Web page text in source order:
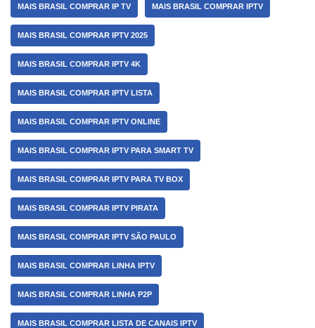
MAIS BRASIL COMPRAR IP TV MAIS BRASIL COMPRAR IPTV
MAIS BRASIL COMPRAR IPTV 2025
MAIS BRASIL COMPRAR IPTV 4K
MAIS BRASIL COMPRAR IPTV LISTA
MAIS BRASIL COMPRAR IPTV ONLINE
MAIS BRASIL COMPRAR IPTV PARA SMART TV
MAIS BRASIL COMPRAR IPTV PARA TV BOX
MAIS BRASIL COMPRAR IPTV PIRATA
MAIS BRASIL COMPRAR IPTV SÃO PAULO
MAIS BRASIL COMPRAR LINHA IPTV
MAIS BRASIL COMPRAR LINHA P2P
MAIS BRASIL COMPRAR LISTA DE CANAIS IPTV